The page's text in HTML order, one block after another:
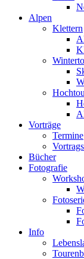
Alpen
Klettern
Vorträge
Termine
Bücher
Fotografie
Info